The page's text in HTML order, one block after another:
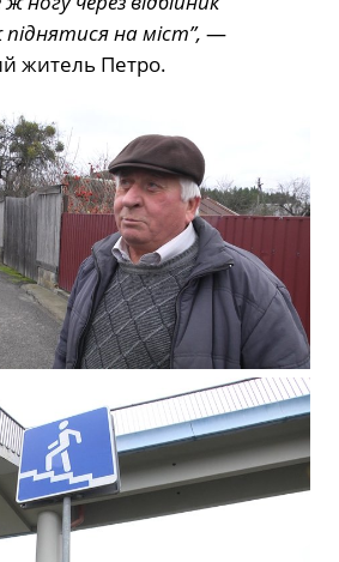
на міст”, —
житель Петро.